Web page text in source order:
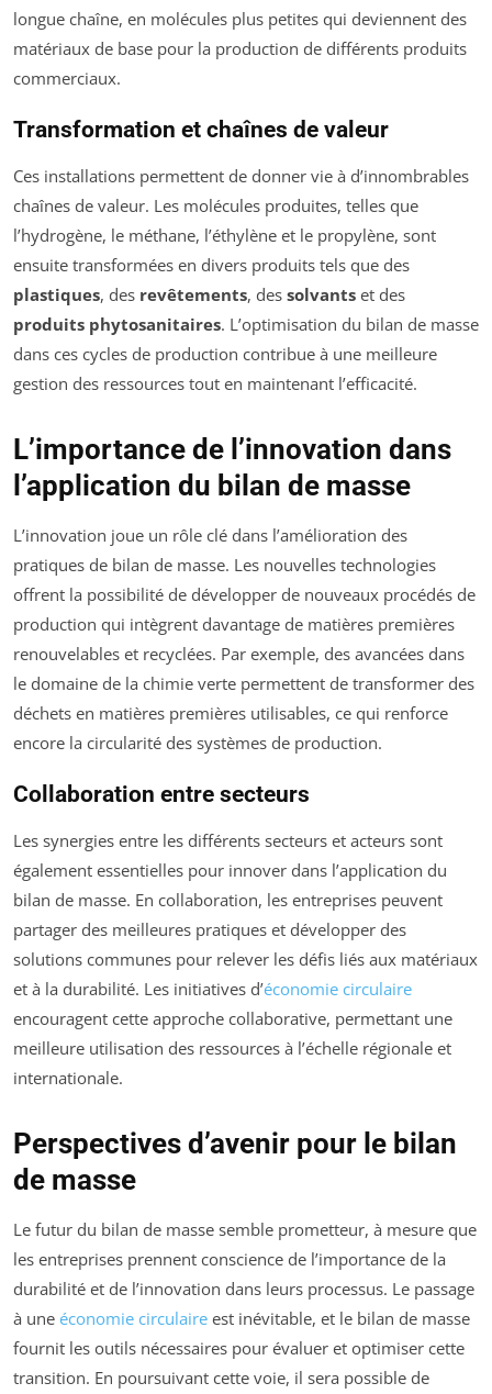
longue chaîne, en molécules plus petites qui deviennent des
matériaux de base pour la production de différents produits
commerciaux.
Transformation et chaînes de valeur
Ces installations permettent de donner vie à d’innombrables
chaînes de valeur. Les molécules produites, telles que
l’hydrogène, le méthane, l’éthylène et le propylène, sont
ensuite transformées en divers produits tels que des
plastiques, des revêtements, des solvants et des
produits phytosanitaires. L’optimisation du bilan de masse
dans ces cycles de production contribue à une meilleure
gestion des ressources tout en maintenant l’efficacité.
L’importance de l’innovation dans
l’application du bilan de masse
L’innovation joue un rôle clé dans l’amélioration des
pratiques de bilan de masse. Les nouvelles technologies
offrent la possibilité de développer de nouveaux procédés de
production qui intègrent davantage de matières premières
renouvelables et recyclées. Par exemple, des avancées dans
le domaine de la chimie verte permettent de transformer des
déchets en matières premières utilisables, ce qui renforce
encore la circularité des systèmes de production.
Collaboration entre secteurs
Les synergies entre les différents secteurs et acteurs sont
également essentielles pour innover dans l’application du
bilan de masse. En collaboration, les entreprises peuvent
partager des meilleures pratiques et développer des
solutions communes pour relever les défis liés aux matériaux
et à la durabilité. Les initiatives d’économie circulaire
encouragent cette approche collaborative, permettant une
meilleure utilisation des ressources à l’échelle régionale et
internationale.
Perspectives d’avenir pour le bilan
de masse
Le futur du bilan de masse semble prometteur, à mesure que
les entreprises prennent conscience de l’importance de la
durabilité et de l’innovation dans leurs processus. Le passage
à une économie circulaire est inévitable, et le bilan de masse
fournit les outils nécessaires pour évaluer et optimiser cette
transition. En poursuivant cette voie, il sera possible de